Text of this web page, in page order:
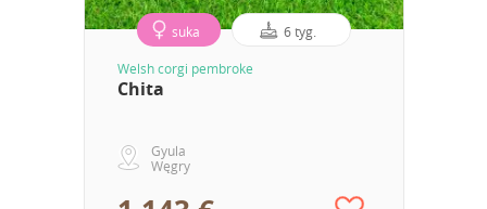
suka 6 tyg.
Welsh corgi pembroke
Chita
Gyula
Węgry